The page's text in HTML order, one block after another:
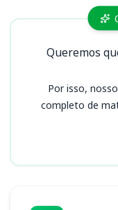
Cursos
Queremos
Por isso,
completo de